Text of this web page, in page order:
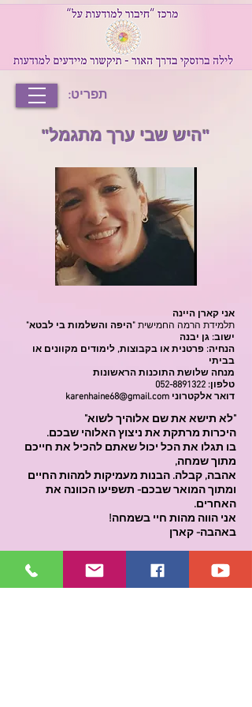
תפריט:
"היש שבי ערך מתגמל"
אני קארן היינה
תלמידת הרמה החמישית "היפה והשלמות בי לבטא"
ישוב: גן יבנה
הנחיה: פרטנית או בקבוצות, לימודים מקוונים או
בביתי
מנחה שלושת התוכנות הראשונות
טלפון: 052-8891322
דואר אלקטרוני karenhaine68@gmail.com
"לא תישא את שם אלוהיך לשוא"
היכרות מרתקת את ניצוץ האלוהי שבכם.
בו תגלו את הכל יכול שאתם להכיל את חייכם
מתוך שמחה,
אהבה, קבלה. הבנות מעמיקות למהות החיים
ומתוך המואר שבכם- תשפיעו הכוונה את
האחרים.
אני הווה מהות חיי בשמחה!
באהבה- קארן